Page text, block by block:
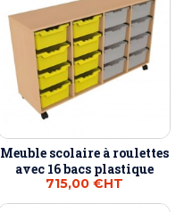
Meuble scolaire à roulettes
avec 16 bacs plastique
715,00 €HT